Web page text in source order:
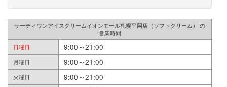
サーティワンアイスクリームイオンモール札幌平岡店（ソフトクリーム） の
営業時間
日曜日 9:00～21:00
月曜日 9:00～21:00
火曜日 9:00～21:00